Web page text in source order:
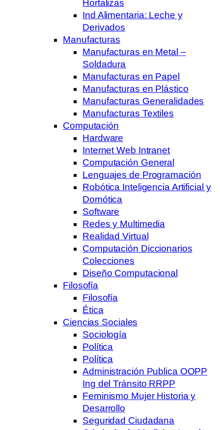
Hortalizas
Ind Alimentaria: Leche y
Derivados
Manufacturas
Manufacturas en Metal –
Soldadura
Manufacturas en Papel
Manufacturas en Plástico
Manufacturas Generalidades
Manufacturas Textiles
Computación
Hardware
Internet Web Intranet
Computación General
Lenguajes de Programación
Robótica Inteligencia Artificial y
Domótica
Software
Redes y Multimedia
Realidad Virtual
Computación Diccionarios
Colecciones
Diseño Computacional
Filosofía
Filosofía
Ética
Ciencias Sociales
Sociología
Política
Política
Administración Publica OOPP
Ing del Tránsito RRPP
Feminismo Mujer Historia y
Desarrollo
Seguridad Ciudadana